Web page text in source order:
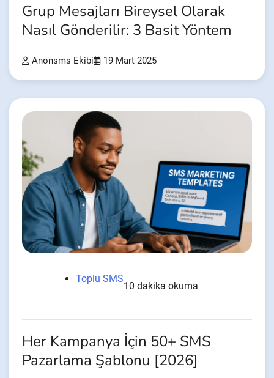
Grup Mesajları Bireysel Olarak
Nasıl Gönderilir: 3 Basit Yöntem
Anonsms Ekibi 19 Mart 2025
Toplu SMS
10 dakika okuma
Her Kampanya İçin 50+ SMS
Pazarlama Şablonu [2026]